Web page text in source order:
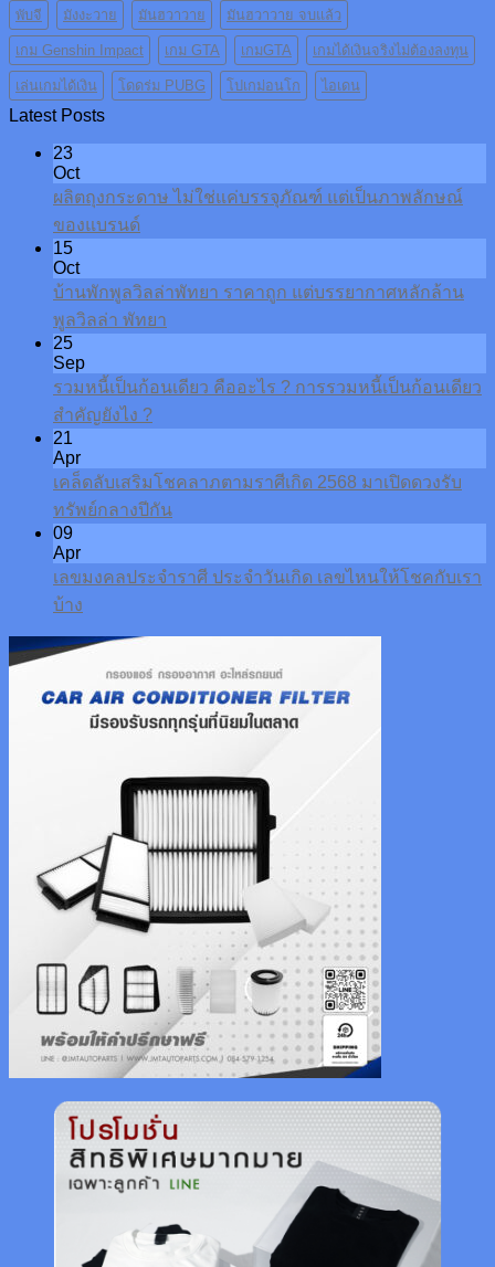
พับจี มังงะวาย มันฮวาวาย มันฮวาวาย จบแล้ว
เกม Genshin Impact เกม GTA เกมGTA เกมได้เงินจริงไม่ต้องลงทุน
เล่นเกมได้เงิน โดดร่ม PUBG โปเกม่อนโก ไอเดน
Latest Posts
23
Oct
ผลิตถุงกระดาษ ไม่ใช่แค่บรรจุภัณฑ์ แต่เป็นภาพลักษณ์
ของแบรนด์
15
Oct
บ้านพักพูลวิลล่าพัทยา ราคาถูก แต่บรรยากาศหลักล้าน
พูลวิลล่า พัทยา
25
Sep
รวมหนี้เป็นก้อนเดียว คืออะไร ? การรวมหนี้เป็นก้อนเดียว
สำคัญยังไง ?
21
Apr
เคล็ดลับเสริมโชคลาภตามราศีเกิด 2568 มาเปิดดวงรับ
ทรัพย์กลางปีกัน
09
Apr
เลขมงคลประจำราศี ประจำวันเกิด เลขไหนให้โชคกับเรา
บ้าง